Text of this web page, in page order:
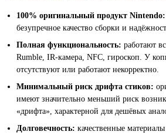
100% оригинальный продукт Nintendo:
безупречное качество сборки и
Полная функциональность: работают
Rumble, IR-камера, NFC, гироскоп. У
отсутствуют или работают некорректно.
Минимальный риск дрифта стиков:
имеют значительно меньший риск
«дрифта», характерной для дешёвых
Долговечность: качественные